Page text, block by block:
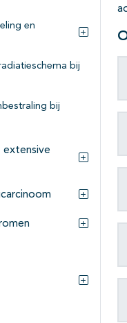
en
bij
bij
extensive